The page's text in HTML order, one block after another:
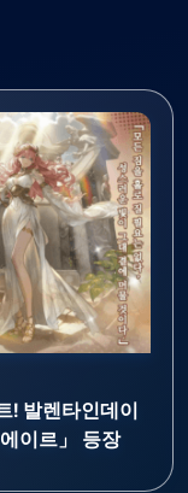
! 발렌타인데이
이르」 등장